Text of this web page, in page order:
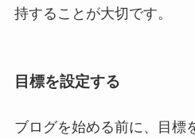
持することが大切です。
目標を設定する
ブログを始める前に、目標